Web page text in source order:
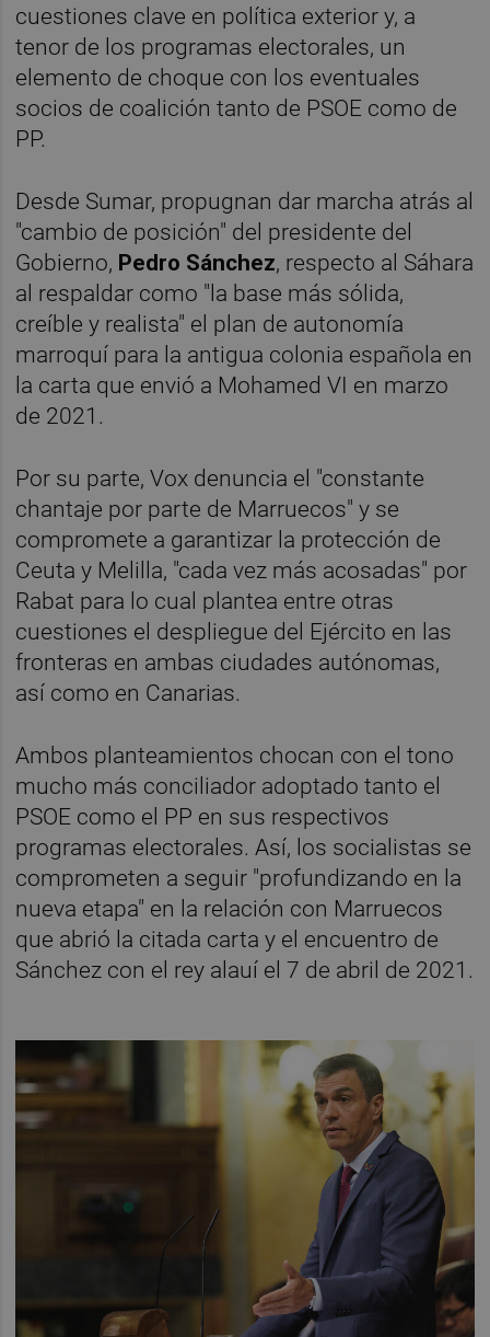
cuestiones clave en política exterior y, a
tenor de los programas electorales, un
elemento de choque con los eventuales
socios de coalición tanto de PSOE como de
PP.
Desde Sumar, propugnan dar marcha atrás al
"cambio de posición" del presidente del
Gobierno, Pedro Sánchez, respecto al Sáhara
al respaldar como "la base más sólida,
creíble y realista" el plan de autonomía
marroquí para la antigua colonia española en
la carta que envió a Mohamed VI en marzo
de 2021.
Por su parte, Vox denuncia el "constante
chantaje por parte de Marruecos" y se
compromete a garantizar la protección de
Ceuta y Melilla, "cada vez más acosadas" por
Rabat para lo cual plantea entre otras
cuestiones el despliegue del Ejército en las
fronteras en ambas ciudades autónomas,
así como en Canarias.
Ambos planteamientos chocan con el tono
mucho más conciliador adoptado tanto el
PSOE como el PP en sus respectivos
programas electorales. Así, los socialistas se
comprometen a seguir "profundizando en la
nueva etapa" en la relación con Marruecos
que abrió la citada carta y el encuentro de
Sánchez con el rey alauí el 7 de abril de 2021.